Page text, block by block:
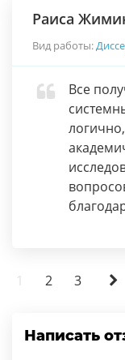
Раиса
Вид работы:
Все
1 2 3
Написать